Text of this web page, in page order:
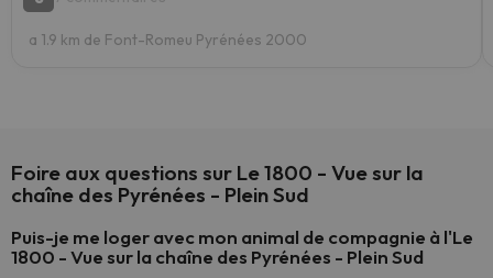
a 1.9 km de Font-Romeu Pyrénées 2000
Foire aux questions sur Le 1800 - Vue sur la
chaîne des Pyrénées - Plein Sud
Puis-je me loger avec mon animal de compagnie à l'Le
1800 - Vue sur la chaîne des Pyrénées - Plein Sud